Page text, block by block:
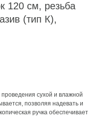
120 см, резьба
(тип К),
сухой и влажной
позволяя надевать и
ручка обеспечивает